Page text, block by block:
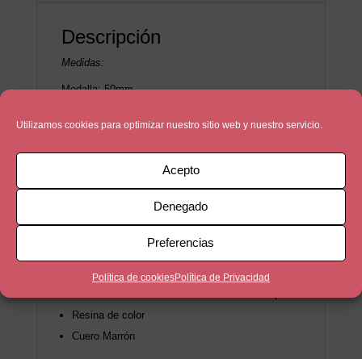
Utilizamos cookies para optimizar nuestro sitio web y nuestro servicio.
Acepto
Denegado
Preferencias
Política de cookiesPolítica de Privacidad
Descripción
Medidas:
Medalla: 50mm
Medida del llavero: 11,50cm
Material:
Resina de color
Cuero Marrón